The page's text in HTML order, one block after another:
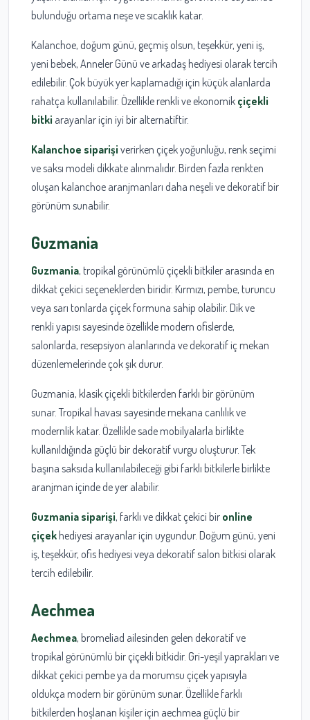
bulunduğu ortama neşe ve sıcaklık katar.
Kalanchoe, doğum günü, geçmiş olsun, teşekkür, yeni iş,
yeni bebek, Anneler Günü ve arkadaş hediyesi olarak tercih
edilebilir. Çok büyük yer kaplamadığı için küçük alanlarda
rahatça kullanılabilir. Özellikle renkli ve ekonomik çiçekli
bitki arayanlar için iyi bir alternatiftir.
Kalanchoe siparişi verirken çiçek yoğunluğu, renk seçimi
ve saksı modeli dikkate alınmalıdır. Birden fazla renkten
oluşan kalanchoe aranjmanları daha neşeli ve dekoratif bir
görünüm sunabilir.
Guzmania
Guzmania, tropikal görünümlü çiçekli bitkiler arasında en
dikkat çekici seçeneklerden biridir. Kırmızı, pembe, turuncu
veya sarı tonlarda çiçek formuna sahip olabilir. Dik ve
renkli yapısı sayesinde özellikle modern ofislerde,
salonlarda, resepsiyon alanlarında ve dekoratif iç mekan
düzenlemelerinde çok şık durur.
Guzmania, klasik çiçekli bitkilerden farklı bir görünüm
sunar. Tropikal havası sayesinde mekana canlılık ve
modernlik katar. Özellikle sade mobilyalarla birlikte
kullanıldığında güçlü bir dekoratif vurgu oluşturur. Tek
başına saksıda kullanılabileceği gibi farklı bitkilerle birlikte
aranjman içinde de yer alabilir.
Guzmania siparişi, farklı ve dikkat çekici bir online
çiçek hediyesi arayanlar için uygundur. Doğum günü, yeni
iş, teşekkür, ofis hediyesi veya dekoratif salon bitkisi olarak
tercih edilebilir.
Aechmea
Aechmea, bromeliad ailesinden gelen dekoratif ve
tropikal görünümlü bir çiçekli bitkidir. Gri-yeşil yaprakları ve
dikkat çekici pembe ya da morumsu çiçek yapısıyla
oldukça modern bir görünüm sunar. Özellikle farklı
bitkilerden hoşlanan kişiler için aechmea güçlü bir